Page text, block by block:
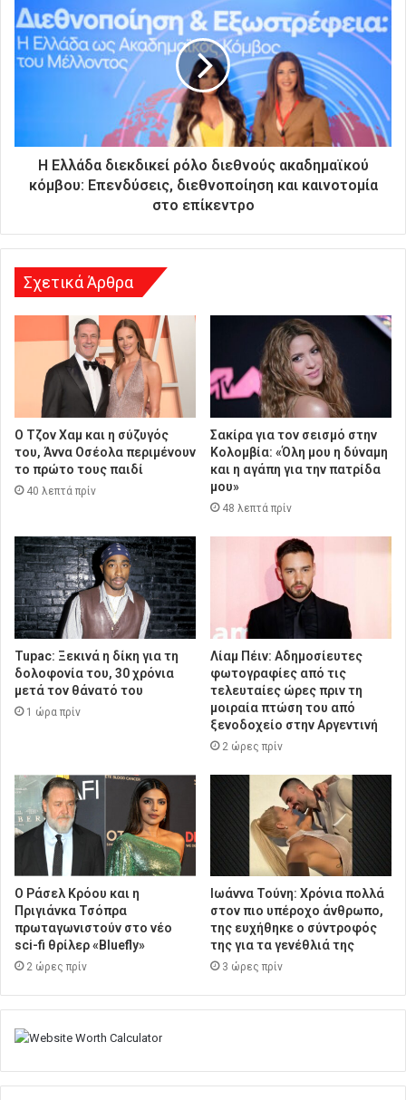
ή
σ
α
ς
η
Η Ελλάδα διεκδικεί ρόλο διεθνούς ακαδημαϊκού
κόμβου: Επενδύσεις, διεθνοποίηση και καινοτομία
στο επίκεντρο
Σχετικά Άρθρα
Ο Τζον Χαμ και η σύζυγός
του, Άννα Οσέολα περιμένουν
το πρώτο τους παιδί
40 λεπτά πρίν
Σακίρα για τον σεισμό στην
Κολομβία: «Όλη μου η δύναμη
και η αγάπη για την πατρίδα
μου»
48 λεπτά πρίν
Tupac: Ξεκινά η δίκη για τη
δολοφονία του, 30 χρόνια
μετά τον θάνατό του
1 ώρα πρίν
Λίαμ Πέιν: Αδημοσίευτες
φωτογραφίες από τις
τελευταίες ώρες πριν τη
μοιραία πτώση του από
ξενοδοχείο στην Αργεντινή
2 ώρες πρίν
Ο Ράσελ Κρόου και η
Πριγιάνκα Τσόπρα
πρωταγωνιστούν στο νέο
sci-fi θρίλερ «Bluefly»
2 ώρες πρίν
Ιωάννα Τούνη: Χρόνια πολλά
στον πιο υπέροχο άνθρωπο,
της ευχήθηκε ο σύντροφός
της για τα γενέθλιά της
3 ώρες πρίν